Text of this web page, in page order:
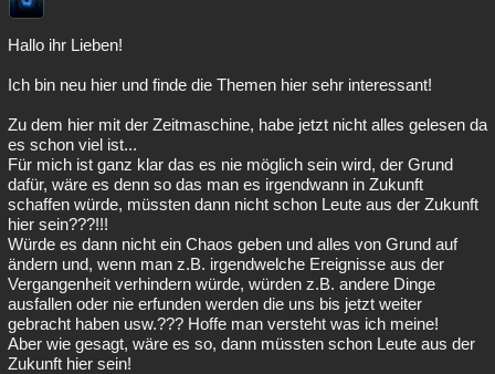
Hallo ihr Lieben!
Ich bin neu hier und finde die Themen hier sehr interessant!
Zu dem hier mit der Zeitmaschine, habe jetzt nicht alles gelesen da
es schon viel ist...
Für mich ist ganz klar das es nie möglich sein wird, der Grund
dafür, wäre es denn so das man es irgendwann in Zukunft
schaffen würde, müssten dann nicht schon Leute aus der Zukunft
hier sein???!!!
Würde es dann nicht ein Chaos geben und alles von Grund auf
ändern und, wenn man z.B. irgendwelche Ereignisse aus der
Vergangenheit verhindern würde, würden z.B. andere Dinge
ausfallen oder nie erfunden werden die uns bis jetzt weiter
gebracht haben usw.??? Hoffe man versteht was ich meine!
Aber wie gesagt, wäre es so, dann müssten schon Leute aus der
Zukunft hier sein!